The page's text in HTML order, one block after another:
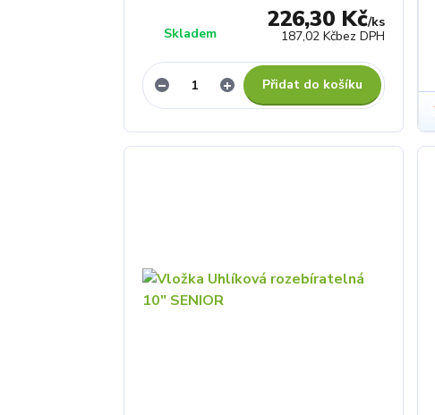
226,30 Kč/ks
187,02 Kčbez DPH
Skladem
Přidat do košíku